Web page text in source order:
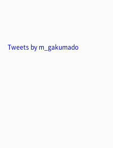
Tweets by m_gakumado